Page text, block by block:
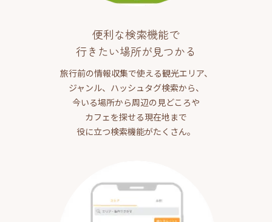
便利な検索機能で
行きたい場所が見つかる
旅行前の情報収集で使える観光エリア、
ジャンル、ハッシュタグ検索から、
今いる場所から周辺の見どころや
カフェを探せる現在地まで
役に立つ検索機能がたくさん。